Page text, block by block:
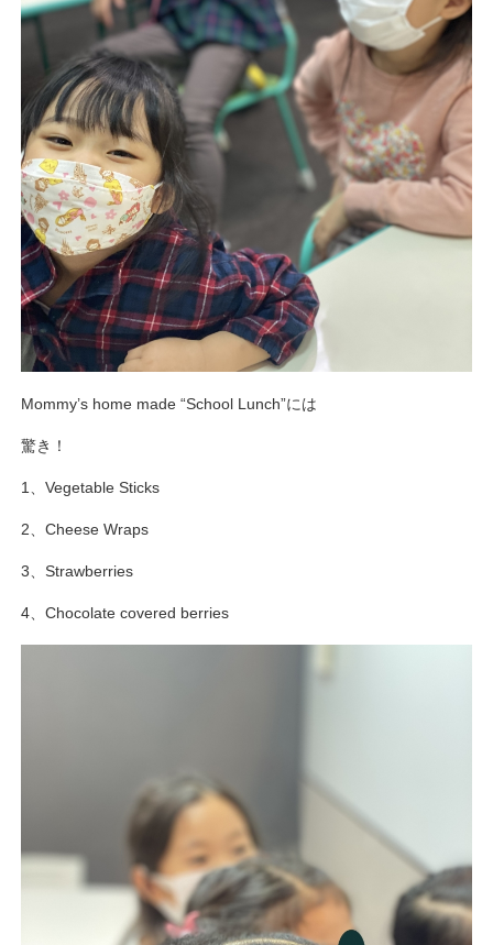
Mommy’s home made “School Lunch”には
驚き！
1、Vegetable Sticks
2、Cheese Wraps
3、Strawberries
4、Chocolate covered berries